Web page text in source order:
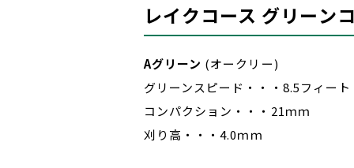
レイクコース グリーン
Aグリーン (オークリー)
グリーンスピード・・・8.5フィート
コンパクション・・・21ｍｍ
刈り高・・・4.0ｍｍ